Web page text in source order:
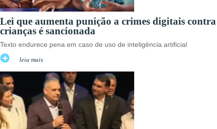
Lei que aumenta punição a crimes digitais contra
crianças é sancionada
Texto endurece pena em caso de uso de inteligência artificial
leia mais